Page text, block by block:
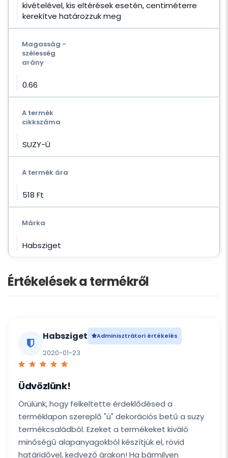
kivételével, kis eltérések esetén, centiméterre
kerekítve határozzuk meg
Magasság -
szélesség
arány
0.66
A termék
cikkszáma
SUZY-Ü
A termék ára
518 Ft‎
Márka
Habsziget
Értékelések a termékről
Habsziget Adminisztrátori értékelés
2020-01-23
Üdvözlünk!
Örülünk, hogy felkeltette érdeklődésed a
terméklapon szereplő "ü" dekorációs betű a suzy
termékcsaládból. Ezeket a termékeket kiváló
minőségű alapanyagokból készítjük el, rövid
határidővel, kedvező árakon! Ha bármilyen